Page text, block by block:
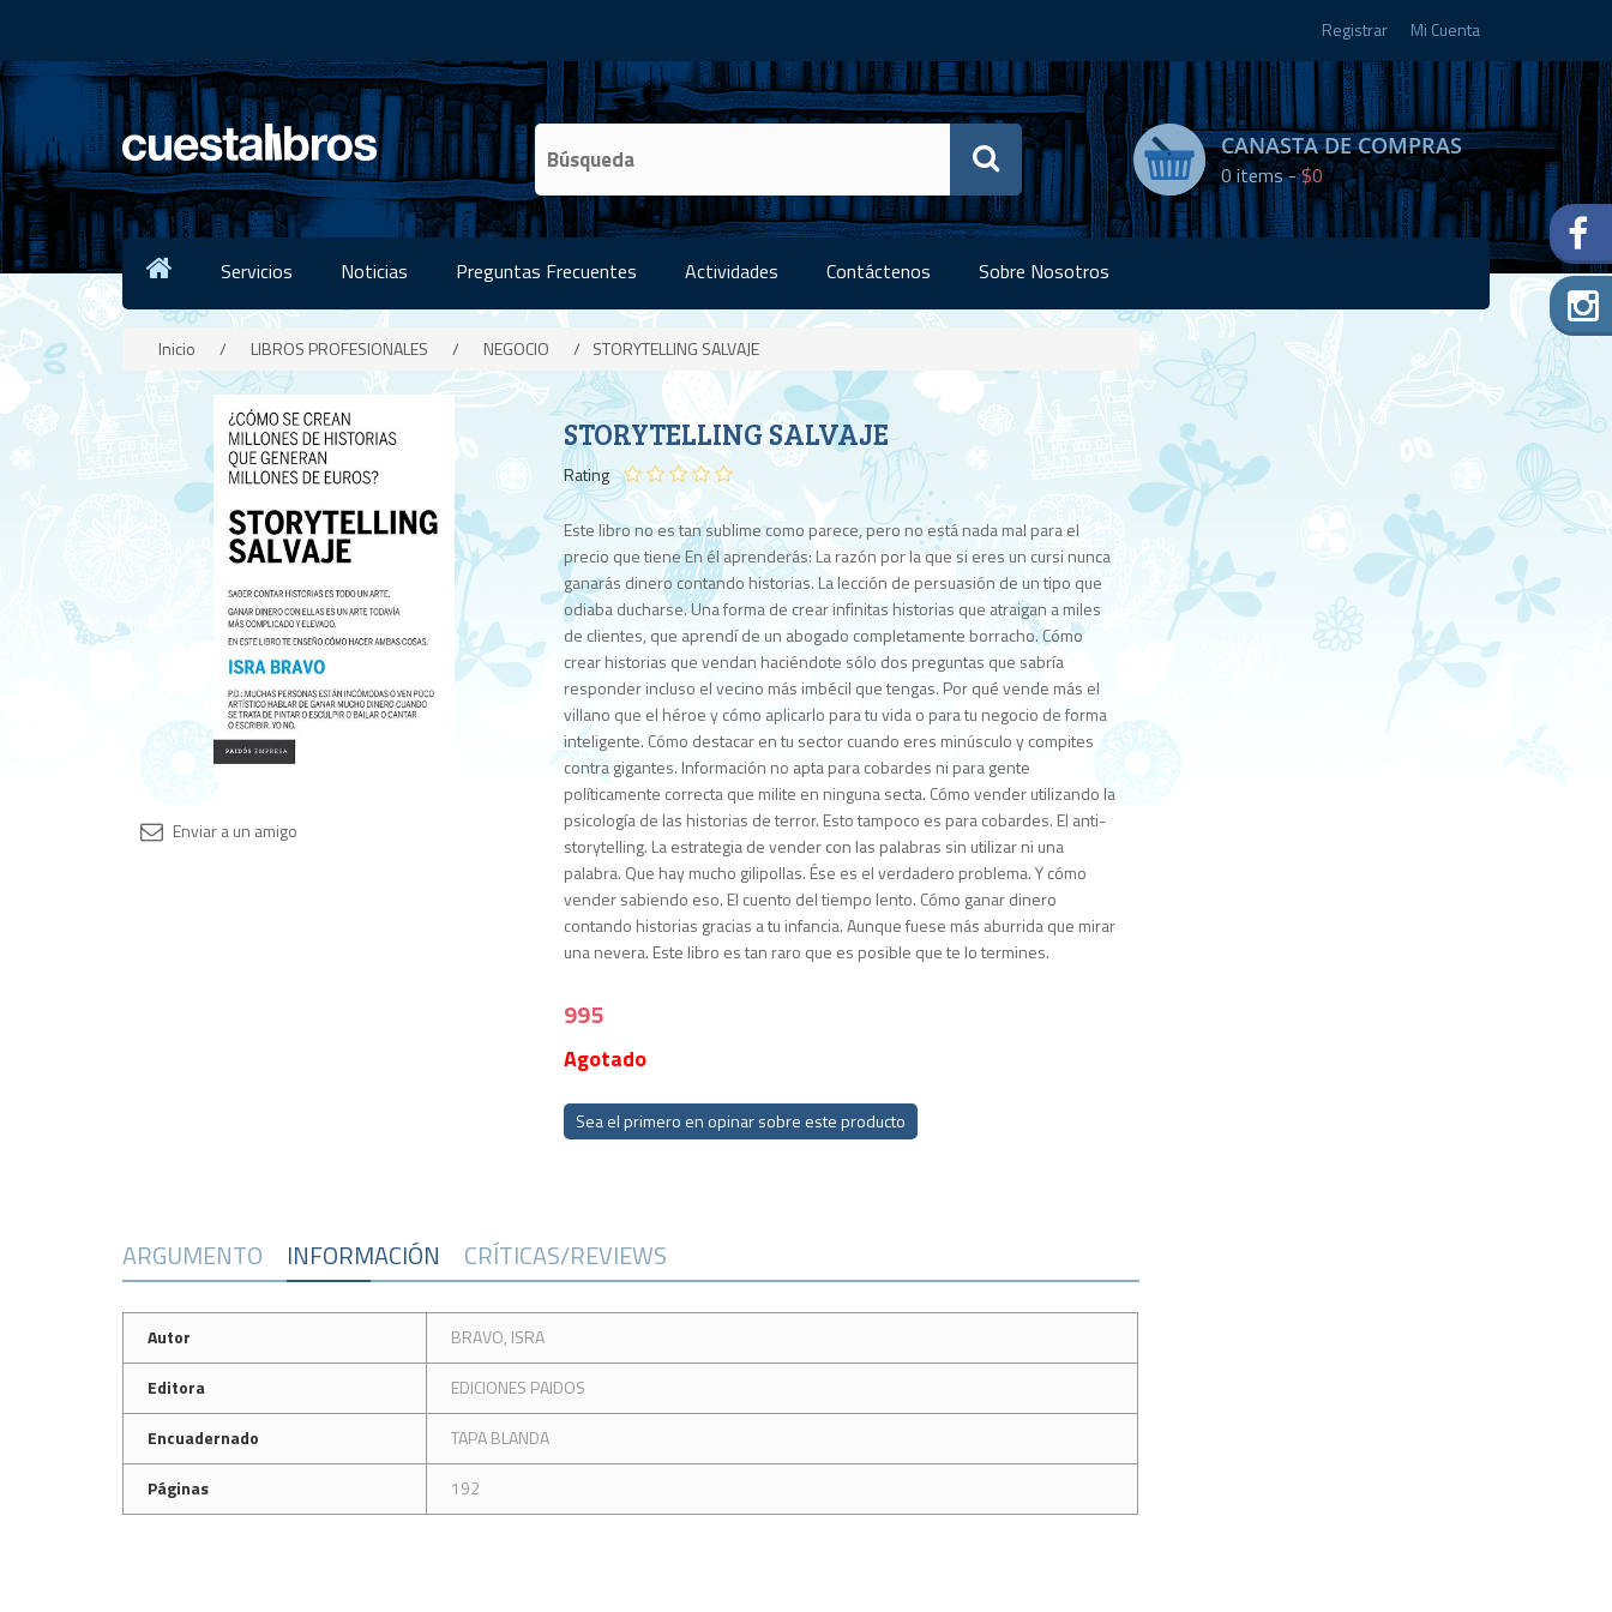
Registrar Mi Cuenta
CANASTA DE COMPRAS
0items -$0
Servicios Noticias Preguntas Frecuentes Actividades Contáctenos Sobre Nosotros
Inicio / LIBROS PROFESIONALES / NEGOCIO / STORYTELLING SALVAJE
STORYTELLING SALVAJE
Rating
Este libro no es tan sublime como parece, pero no está nada mal para el
precio que tiene En él aprenderás: La razón por la que si eres un cursi nunca
ganarás dinero contando historias. La lección de persuasión de un tipo que
odiaba ducharse. Una forma de crear infinitas historias que atraigan a miles
de clientes, que aprendí de un abogado completamente borracho. Cómo
crear historias que vendan haciéndote sólo dos preguntas que sabría
responder incluso el vecino más imbécil que tengas. Por qué vende más el
villano que el héroe y cómo aplicarlo para tu vida o para tu negocio de forma
inteligente. Cómo destacar en tu sector cuando eres minúsculo y compites
contra gigantes. Información no apta para cobardes ni para gente
políticamente correcta que milite en ninguna secta. Cómo vender utilizando la
psicología de las historias de terror. Esto tampoco es para cobardes. El anti-
storytelling. La estrategia de vender con las palabras sin utilizar ni una
palabra. Que hay mucho gilipollas. Ése es el verdadero problema. Y cómo
vender sabiendo eso. El cuento del tiempo lento. Cómo ganar dinero
contando historias gracias a tu infancia. Aunque fuese más aburrida que mirar
una nevera. Este libro es tan raro que es posible que te lo termines.
Disponibilidad:
Agotado
995
Agotado
Sea el primero en opinar sobre este producto
ARGUMENTO INFORMACIÓN CRÍTICAS/REVIEWS
Autor
BRAVO, ISRA
Editora
EDICIONES PAIDOS
Encuadernado
TAPA BLANDA
Páginas
192